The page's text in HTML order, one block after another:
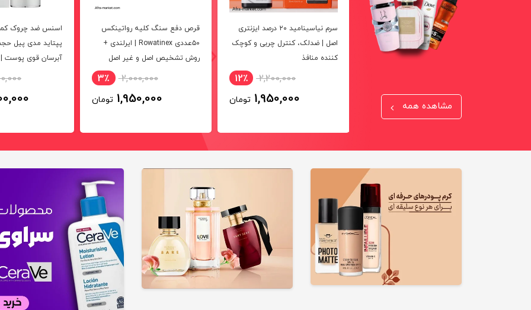
مشاهده همه
سرم بوستر شات ویتامین سی
روشن‌کننده، ضدلک و افزایش
2,250,000 تومان
سرم نیاسینامید ۲۰ درصد ایزنتری
اصل | ضدلک، کنترل چربی و کوچک
کننده منافذ
2,200,000 12٪
1,950,000 تومان
قرص دفع سنگ کلیه رواتینکس
۵۰عددی Rowatinex | ایرلندی +
روش تشخیص اصل و غیر اصل
2,000,000 3٪
1,950,000 تومان
پپتاید مدی پیل
آبرسان قوی پوست